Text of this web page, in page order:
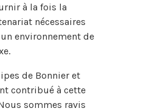
à la fois la
nécessaires
environnement de
de Bonnier et
contribué à cette
sommes ravis